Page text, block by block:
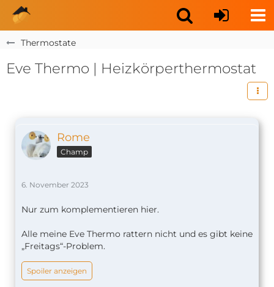
Thermostate
Eve Thermo | Heizkörperthermostat
Rome
Champ
6. November 2023
Nur zum komplementieren hier.
Alle meine Eve Thermo rattern nicht und es gibt keine
„Freitags“-Problem.
Spoiler anzeigen